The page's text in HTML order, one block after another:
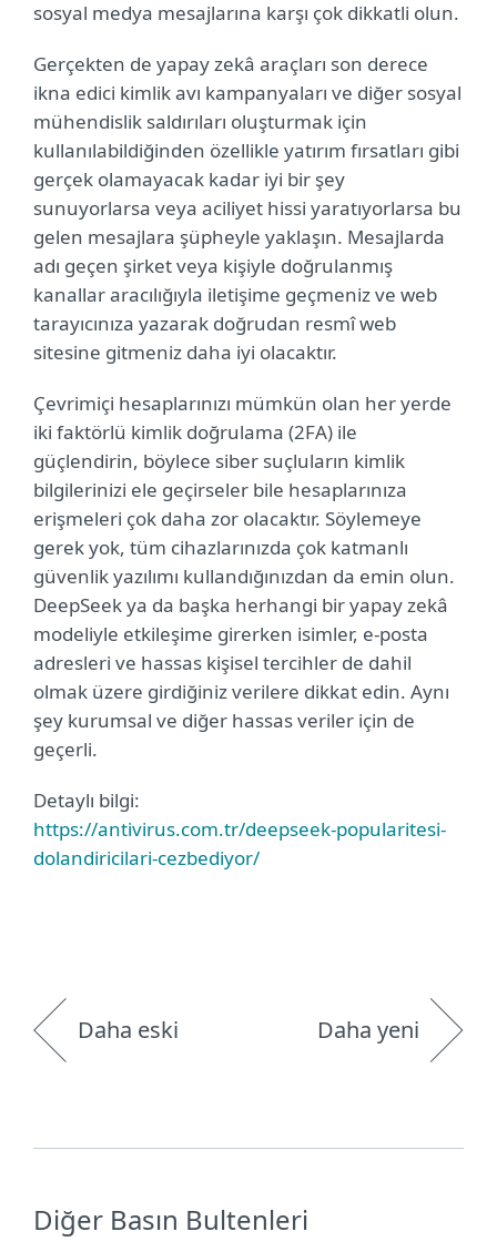
sosyal medya mesajlarına karşı çok dikkatli olun.
Gerçekten de yapay zekâ araçları son derece
ikna edici kimlik avı kampanyaları ve diğer sosyal
mühendislik saldırıları oluşturmak için
kullanılabildiğinden özellikle yatırım fırsatları gibi
gerçek olamayacak kadar iyi bir şey
sunuyorlarsa veya aciliyet hissi yaratıyorlarsa bu
gelen mesajlara şüpheyle yaklaşın. Mesajlarda
adı geçen şirket veya kişiyle doğrulanmış
kanallar aracılığıyla iletişime geçmeniz ve web
tarayıcınıza yazarak doğrudan resmî web
sitesine gitmeniz daha iyi olacaktır.
Çevrimiçi hesaplarınızı mümkün olan her yerde
iki faktörlü kimlik doğrulama (2FA) ile
güçlendirin, böylece siber suçluların kimlik
bilgilerinizi ele geçirseler bile hesaplarınıza
erişmeleri çok daha zor olacaktır. Söylemeye
gerek yok, tüm cihazlarınızda çok katmanlı
güvenlik yazılımı kullandığınızdan da emin olun.
DeepSeek ya da başka herhangi bir yapay zekâ
modeliyle etkileşime girerken isimler, e-posta
adresleri ve hassas kişisel tercihler de dahil
olmak üzere girdiğiniz verilere dikkat edin. Aynı
şey kurumsal ve diğer hassas veriler için de
geçerli.
Detaylı bilgi:
https://antivirus.com.tr/deepseek-popularitesi-
dolandiricilari-cezbediyor/
Daha eski Daha yeni
Diğer Basın Bultenleri